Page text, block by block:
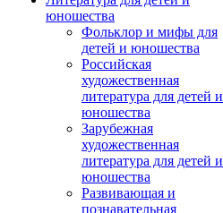
юношества
Фольклор и мифы для
детей и юношества
Российская
художественная
литература для детей и
юношества
Зарубежная
художественная
литература для детей и
юношества
Развивающая и
познавательная